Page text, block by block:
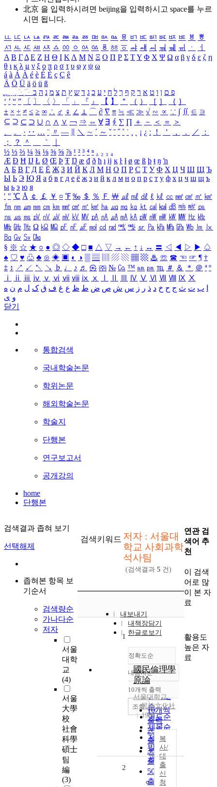
北京 을 입력하시려면 beijing을 입력하시고 space를 누르
시면 됩니다.
ㅥ ㅦ ㅧ ㅨ ㅩ ㅪ ㅫ ㅬ ㅭ ㅮ ㅯ ㅰ ㅱ ㅲ ㅳ ㅴ ㅵ ㅶ ㅷ ㅸ
ㅹ
ㅺ ㅻ ㅼ ㅽ ㅾ ㅿ ㆀ ㆁ ㆂ ㆃ ㆄ ㆅ ㆆ ㆇ ㆈ ㆉ ㆊ ㆋ ㆌ ㆍ
ㆎ
Α Β ΓΔ Ε Ζ Η Θ Ι ΚΛ Μ Ν Ξ Ο Π Ρ Σ ΤΥ Φ Χ Ψ Ω α β γ δ ε ζ η
θ ι κ λ μ ν ξ ο π ρ σ τ υ φ χ ψ ω
á à Á À é è É È ç Ç ê
Ä Ö Ü ä ö ü ß
ִֶֹ ֻּ ׁׂ פ ם ן ו ט א ר ק ף ך ל ח י ע כ ג ד ש ץ ת צ מ נ ה ב
‘ ’ “ ” 〔 〕 〈 〉 「 」 『 』 【 】 ＂ （ ） ［ ］ ｛ ｝
± × ÷ ≠ ≤ ≥ ∞ ∴ ♂ ♀ ∠ ⊥ ⌒ ∂ ∇ ≡ ≒ ≪ ≫ √ ∽ ∝ ∵ ∫ ∬ ∈ ∋
⊆ ⊇ ⊂ ⊃ ∪ ∩ ∧ ∨ ￢ ⇒ ⇔ ∀ ∃ ∮ ∑ ∏ ＋ － ＜ ＝
＞
、
。 · ‥ … ¨ 〃 ― ＼ ∼ ´ ～ ˇ ˘ ˝ ˚ ˙ ¸ ¡ ¿ ː ！ ＇ ， ． ／
：
；
？ ＾ ｀
½ ⅓ ⅔ ¼ ¾ ⅛ ⅜ ⅝ ⅞ ¹ ² ³ ⁴ ⁿ ₁ ₂ ₃ ₄
Æ Ð Ħ Ĳ Ł Ø Œ Þ Ŧ Ŋ æ đ ð ħ ı ĳ ĸ ŀ ł ø œ ß þ ŧ ŋ ŉ
А Б В Г Д Е Ё Ж З И Й К Л М Н О П Р С Т У Ф Х Ц Ч Ш Щ Ъ
Ы Ь Э Ю Я а б в г д е ё ж з и й к л м н о п р с т у ф х ц ч ш щ ъ
ы ь э ю я
′ ″ ℃ Å ￠ ￡ ￥ ¤ ℉ ‰ ＄ ％ Ｆ ￦ ㎕ ㎖ ㎗ ℓ ㎘ ㏄ ㎣ ㎤ ㎥ ㎦
㎙ ㎚ ㎛ ㎜ ㎝ ㎞ ㎟ ㎠ ㎡ ㎢ ㏊ ㎍ ㎎ ㎏ ㏏ ㎈ ㎉ ㏈ ㎧ ㎨ ㎰
㎱ ㎲ ㎳ ㎴ ㎵ ㎶ ㎷ ㎸ ㎹ ㎀ ㎁ ㎂ ㎃ ㎄ ㎺ ㎻ ㎽ ㎾ ㎿ ㎐ ㎑
㎒ ㎓ ㎔ Ω ㏀ ㏁ ㎊ ㎋ ㎌ ㏖ ㏅ ㎭ ㎮ ㎯ ㏛ ㎩ ㎪ ㎫ ㎬ ㏝ ㏐
㏓
㏃ ㏉ ㏜ ㏆
§ ※ ☆ ★ ○ ● ◎ ◇ ◆ □ ■ △ ▽ → ← ↑ ↓ ↔ 〓 ◁ ◀ ▷ ▶ ♤
♠ ♡ ♥ ♧ ♣ ⊙ ◈ ▣ ◐ ◑ ▒ ▤ ▨ ▧ ▦ ▩ ♨ ☏ ☎ ☜ ☞ ¶ †
‡ ↕ ↗ ↙ ↖ ↘ ♭ ♩ ♪ ♬ ㉿ ㈜ № ㏇ ™ ㏂ ㏘ ℡ ＃ ＆ ＊ ＠ ª º
ⅰ
ⅱ ⅲ ⅳ ⅴ ⅵ ⅶ ⅷ ⅸ ⅹ Ⅳ Ⅴ Ⅵ Ⅶ Ⅷ Ⅸ Ⅹ
ب ت ث ج ح خ د ذ ر ز س ش ص ض ط ظ ع غ ف ق ک ل م ن ه
و ی
닫기
통합검색
국내학술논문
학위논문
해외학술논문
학술지
단행본
연구보고서
공개강의
home
단행본
검색결과 좁혀 보기
선택해제
좁혀본 항목 보
기순서
검색량순
가나다순
저자
서울
대학
교
(4)
서울
大學
校
社會
科學
碩士
팀
編
(3)
검색키워드 저자 : 서울대
학교 사회과학
석사팀
(검색결과 5 건)
내보내기
내책장담기
한글로보기
정확도순
정확도
순
인기도
순
연도순
제목순
저자순
발행기
관순
내림차순
내림차순
10개씩 출력
10개씩
출력
20개씩
출력
30개씩
출력
50개씩
출력
조회
1
國民倫理學
原論
서울대학교
民族文化社
1986
복
사/
대
출
신
청
2
연관 검
색어 추
천
이 검색
어로 많
이 본 자
료
활용도
높은 자
료